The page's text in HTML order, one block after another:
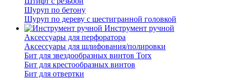
Шуруп по бетону
Шуруп по дереву с шестигранной головкой
Инструмент ручной
Аксессуары для перфоратора
Аксессуары для шлифования/полировки
Бит для звездообразных винтов Torx
Бит для крестообразных винтов
Бит для отвертки